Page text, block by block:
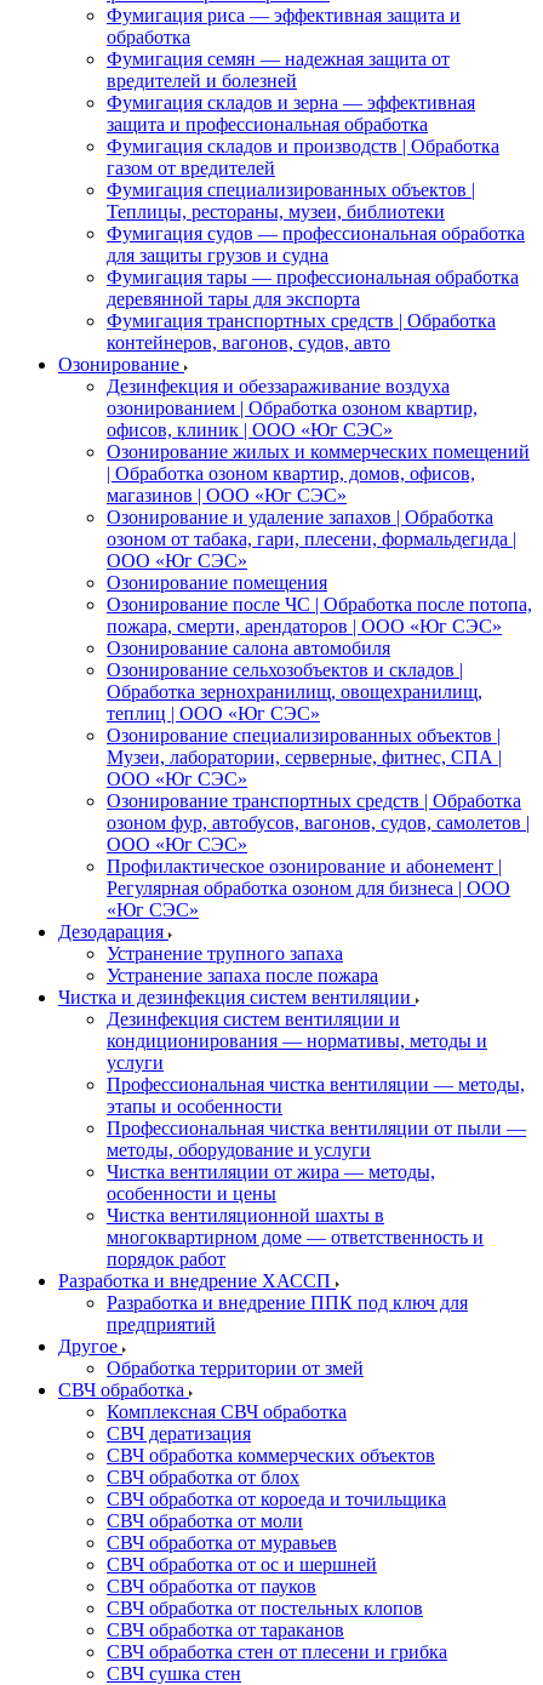
Фумигация риса — эффективная защита и
обработка
Фумигация семян — надежная защита от
вредителей и болезней
Фумигация складов и зерна — эффективная
защита и профессиональная обработка
Фумигация складов и производств | Обработка
газом от вредителей
Фумигация специализированных объектов |
Теплицы, рестораны, музеи, библиотеки
Фумигация судов — профессиональная обработка
для защиты грузов и судна
Фумигация тары — профессиональная обработка
деревянной тары для экспорта
Фумигация транспортных средств | Обработка
контейнеров, вагонов, судов, авто
Озонирование
Дезинфекция и обеззараживание воздуха
озонированием | Обработка озоном квартир,
офисов, клиник | ООО «Юг СЭС»
Озонирование жилых и коммерческих помещений
| Обработка озоном квартир, домов, офисов,
магазинов | ООО «Юг СЭС»
Озонирование и удаление запахов | Обработка
озоном от табака, гари, плесени, формальдегида |
ООО «Юг СЭС»
Озонирование помещения
Озонирование после ЧС | Обработка после потопа,
пожара, смерти, арендаторов | ООО «Юг СЭС»
Озонирование салона автомобиля
Озонирование сельхозобъектов и складов |
Обработка зернохранилищ, овощехранилищ,
теплиц | ООО «Юг СЭС»
Озонирование специализированных объектов |
Музеи, лаборатории, серверные, фитнес, СПА |
ООО «Юг СЭС»
Озонирование транспортных средств | Обработка
озоном фур, автобусов, вагонов, судов, самолетов |
ООО «Юг СЭС»
Профилактическое озонирование и абонемент |
Регулярная обработка озоном для бизнеса | ООО
«Юг СЭС»
Дезодарация
Устранение трупного запаха
Устранение запаха после пожара
Чистка и дезинфекция систем вентиляции
Дезинфекция систем вентиляции и
кондиционирования — нормативы, методы и
услуги
Профессиональная чистка вентиляции — методы,
этапы и особенности
Профессиональная чистка вентиляции от пыли —
методы, оборудование и услуги
Чистка вентиляции от жира — методы,
особенности и цены
Чистка вентиляционной шахты в
многоквартирном доме — ответственность и
порядок работ
Разработка и внедрение ХАССП
Разработка и внедрение ППК под ключ для
предприятий
Другое
Обработка территории от змей
СВЧ обработка
Комплексная СВЧ обработка
СВЧ дератизация
СВЧ обработка коммерческих объектов
СВЧ обработка от блох
СВЧ обработка от короеда и точильщика
СВЧ обработка от моли
СВЧ обработка от муравьев
СВЧ обработка от ос и шершней
СВЧ обработка от пауков
СВЧ обработка от постельных клопов
СВЧ обработка от тараканов
СВЧ обработка стен от плесени и грибка
СВЧ сушка стен